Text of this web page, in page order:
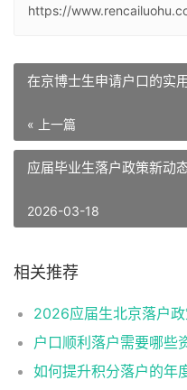
https://
在京博士生申请户口的实
« 上一篇
应届毕业生落户政策新动
2026-03-18
相关推荐
户口顺利落户需要哪些
如何提升积分落户的年